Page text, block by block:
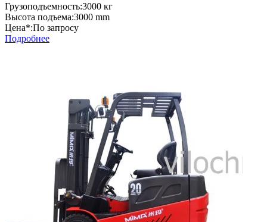
Грузоподъемность:3000 кг
Высота подъема:3000 mm
Цена*:По запросу
Подробнее